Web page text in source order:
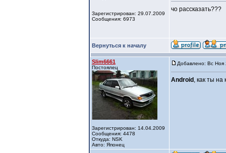
Зарегистрирован: 29.07.2009
Сообщения: 6973
чо рассказать???
Вернуться к началу
Slim6661
Постоялец
Зарегистрирован: 14.04.2009
Сообщения: 4478
Откуда: NSK
Авто: Японец
Добавлено: Вс Ноя
Android , как ты на